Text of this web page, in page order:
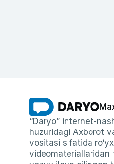
“Daryo” internet-
huzuridagi Axborot
vositasi sifatida
videomateriallaridan